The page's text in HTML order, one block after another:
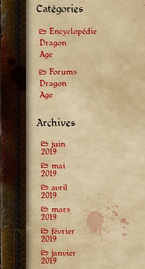
Catégories
Encyclopédie
Dragon
Age
Forums
Dragon
Age
Archives
juin
2019
mai
2019
avril
2019
mars
2019
février
2019
janvier
2019